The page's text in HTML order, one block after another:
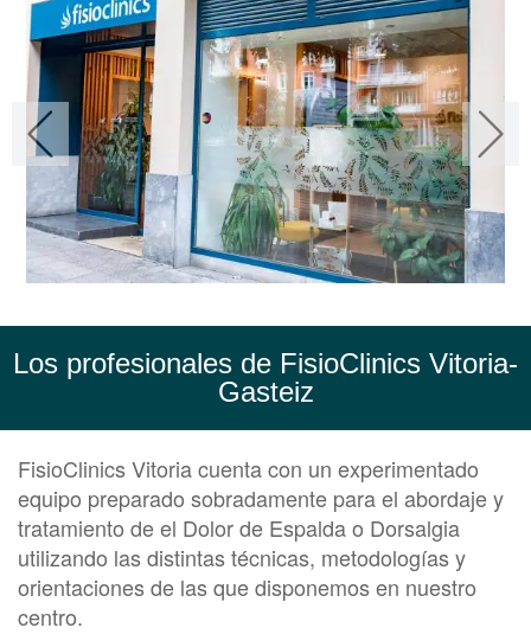
Los profesionales de FisioClinics Vitoria-
Gasteiz
FisioClinics Vitoria cuenta con un experimentado
equipo preparado sobradamente para el abordaje y
tratamiento de el Dolor de Espalda o Dorsalgia
utilizando las distintas técnicas, metodologías y
orientaciones de las que disponemos en nuestro
centro.